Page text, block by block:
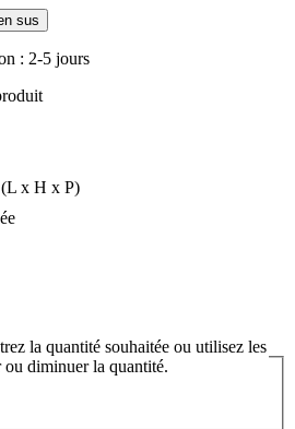
sus
: 2-5 jours
x H x P)
la quantité souhaitée ou utilisez les
diminuer la quantité.